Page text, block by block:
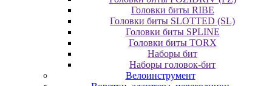
Головки биты RIBE
Головки биты SLOTTED (SL)
Головки биты SPLINE
Головки биты TORX
Наборы бит
Наборы головок-бит
Велоинструмент